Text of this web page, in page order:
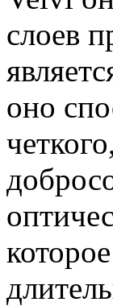
слоев
оно